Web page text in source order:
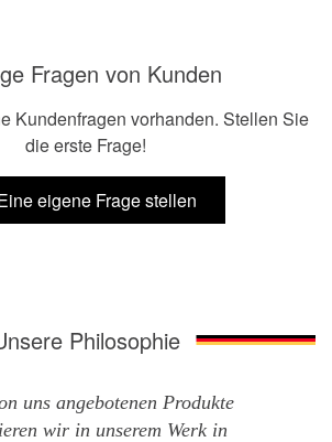
Fragen von Kunden
Kundenfragen vorhanden. Stellen Sie
die erste Frage!
eigene Frage stellen
Philosophie
uns angebotenen Produkte
wir in unserem Werk in